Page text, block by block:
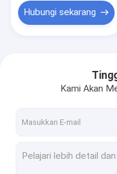
Hubungi sekarang
Kami Akan